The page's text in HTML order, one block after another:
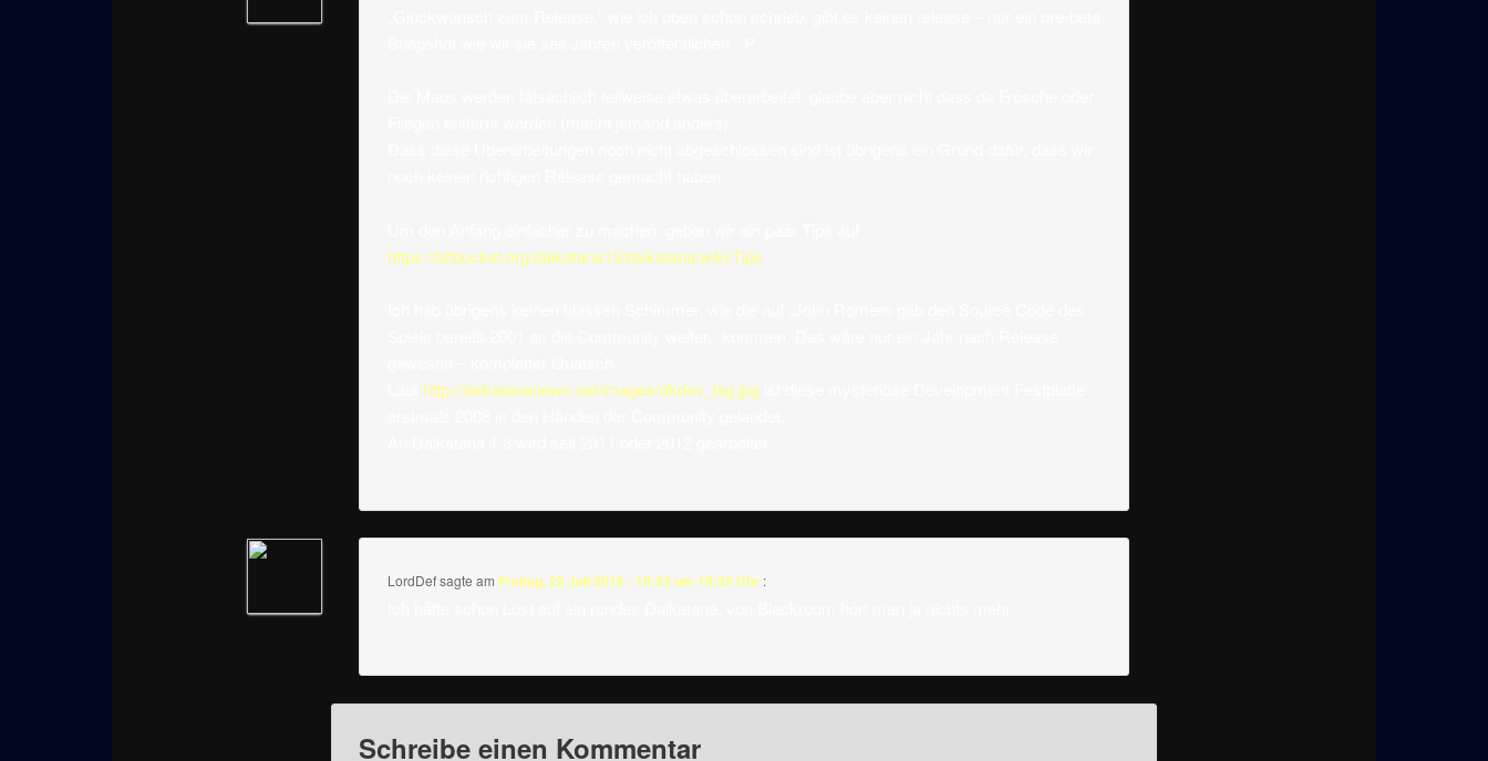
https://bitbucket.org/daikatana13/daikatana/wiki/Tips
http://daikatananews.net/images/dkdev_big.jpgist diese mysteriöse Development Festplatte
LordDefsagte am Freitag, 22 Juli 2016 - 19:33 um 19:33 Uhr :
Schreibe einen Kommentar